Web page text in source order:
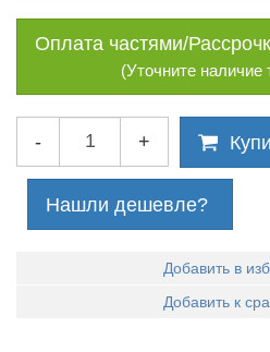
Оплата частями/
(Уточните наличие
- +
Нашли дешевле?
Добавить в
Добавить к